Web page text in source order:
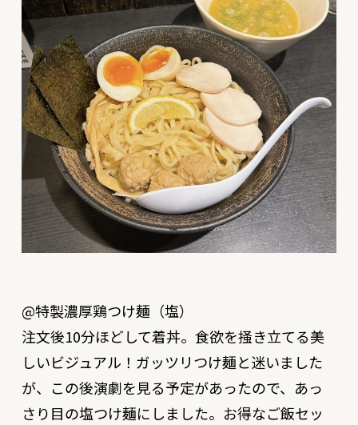
@特製濃厚鶏つけ麺（塩）
注文後10分ほどして着丼。食欲を掻き立てる美
しいビジュアル！ガッツリつけ麺と迷いました
が、この後演劇を見る予定があったので、あっ
さり目の塩つけ麺にしました。お得なご飯セッ